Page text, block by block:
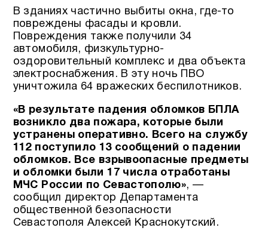
В зданиях частично выбиты окна, где-то
повреждены фасады и кровли.
Повреждения также получили 34
автомобиля, физкультурно-
оздоровительный комплекс и два объекта
электроснабжения. В эту ночь ПВО
уничтожила 64 вражеских беспилотников.
«В результате падения обломков БПЛА
возникло два пожара, которые были
устранены оперативно. Всего на службу
112 поступило 13 сообщений о падении
обломков. Все взрывоопасные предметы
и обломки были 17 числа отработаны
МЧС России по Севастополю», —
сообщил директор Департамента
общественной безопасности
Севастополя Алексей Краснокутский.